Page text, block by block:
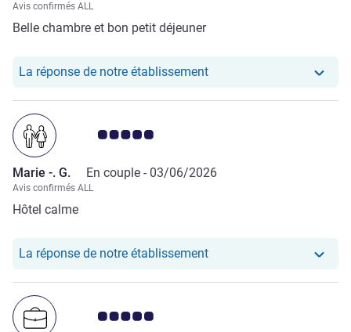
Avis confirmés ALL
Belle chambre et bon petit déjeuner
La réponse de notre établissementNotre hôtel a repondu au
Note Avis clients 5.0/5
Marie -. G. En couple - 03/06/2026
Avis confirmés ALL
Hôtel calme
La réponse de notre établissementNotre hôtel a repondu au
Note Avis clients 5.0/5